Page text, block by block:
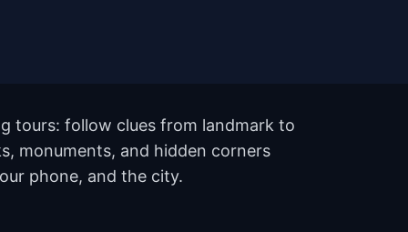
tours: follow clues from landmark to
monuments, and hidden corners
phone, and the city.